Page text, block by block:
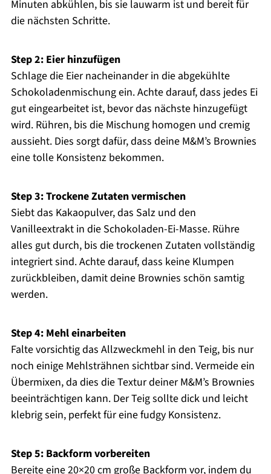
Minuten abkühlen, bis sie lauwarm ist und bereit für
die nächsten Schritte.
Step 2: Eier hinzufügen
Schlage die Eier nacheinander in die abgekühlte
Schokoladenmischung ein. Achte darauf, dass jedes Ei
gut eingearbeitet ist, bevor das nächste hinzugefügt
wird. Rühren, bis die Mischung homogen und cremig
aussieht. Dies sorgt dafür, dass deine M&M’s Brownies
eine tolle Konsistenz bekommen.
Step 3: Trockene Zutaten vermischen
Siebt das Kakaopulver, das Salz und den
Vanilleextrakt in die Schokoladen-Ei-Masse. Rühre
alles gut durch, bis die trockenen Zutaten vollständig
integriert sind. Achte darauf, dass keine Klumpen
zurückbleiben, damit deine Brownies schön samtig
werden.
Step 4: Mehl einarbeiten
Falte vorsichtig das Allzweckmehl in den Teig, bis nur
noch einige Mehlsträhnen sichtbar sind. Vermeide ein
Übermixen, da dies die Textur deiner M&M’s Brownies
beeinträchtigen kann. Der Teig sollte dick und leicht
klebrig sein, perfekt für eine fudgy Konsistenz.
Step 5: Backform vorbereiten
Bereite eine 20×20 cm große Backform vor, indem du